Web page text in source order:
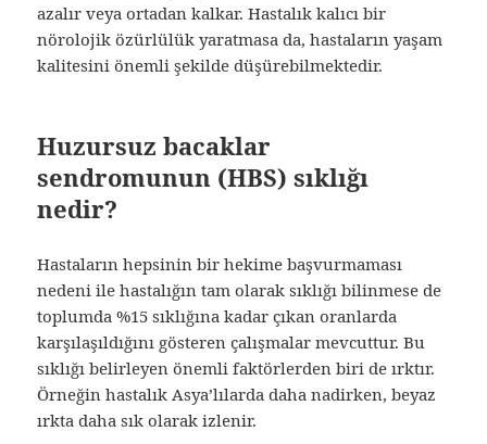
azalır veya ortadan kalkar. Hastalık kalıcı bir
nörolojik özürlülük yaratmasa da, hastaların yaşam
kalitesini önemli şekilde düşürebilmektedir.
Huzursuz bacaklar
sendromunun (HBS) sıklığı
nedir?
Hastaların hepsinin bir hekime başvurmaması
nedeni ile hastalığın tam olarak sıklığı bilinmese de
toplumda %15 sıklığına kadar çıkan oranlarda
karşılaşıldığını gösteren çalışmalar mevcuttur. Bu
sıklığı belirleyen önemli faktörlerden biri de ırktır.
Örneğin hastalık Asya’lılarda daha nadirken, beyaz
ırkta daha sık olarak izlenir.